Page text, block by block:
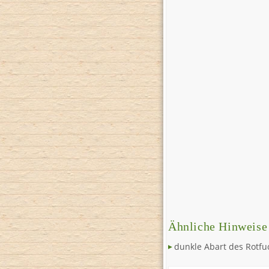
Ähnliche Hinweise
dunkle Abart des